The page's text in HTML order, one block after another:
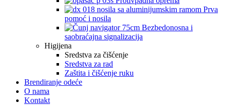
Prva
pomoć i nosila
Bezbedonosna i
saobraćajna signalizacija
Higijena
Sredstva za čišćenje
Sredstva za rad
Zaštita i čišćenje ruku
Brendiranje odeće
O nama
Kontakt